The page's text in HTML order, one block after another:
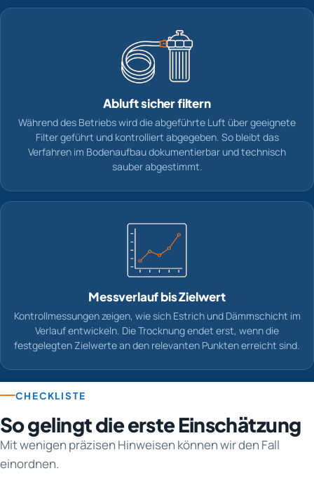
Abluft sicher filtern
Während des Betriebs wird die abgeführte Luft über geeignete
Filter geführt und kontrolliert abgegeben. So bleibt das
Verfahren im Bodenaufbau dokumentierbar und technisch
sauber abgestimmt.
Messverlauf bis Zielwert
Kontrollmessungen zeigen, wie sich Estrich und Dämmschicht im
Verlauf entwickeln. Die Trocknung endet erst, wenn die
festgelegten Zielwerte an den relevanten Punkten erreicht sind.
CHECKLISTE
So gelingt die erste Einschätzung
Mit wenigen präzisen Hinweisen können wir den Fall
einordnen.